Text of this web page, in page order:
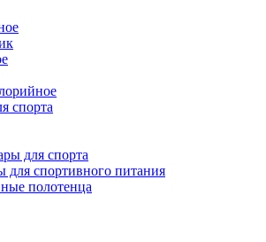
спорта
для спорта
спортивного питания
полотенца